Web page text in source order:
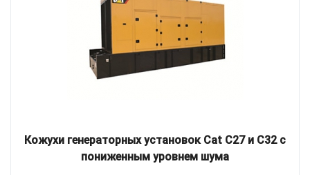
Кожухи генераторных установок Cat C27 и C32 с
пониженным уровнем шума